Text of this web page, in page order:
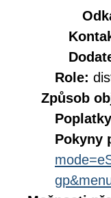
Role:
Způsob
Pokyny